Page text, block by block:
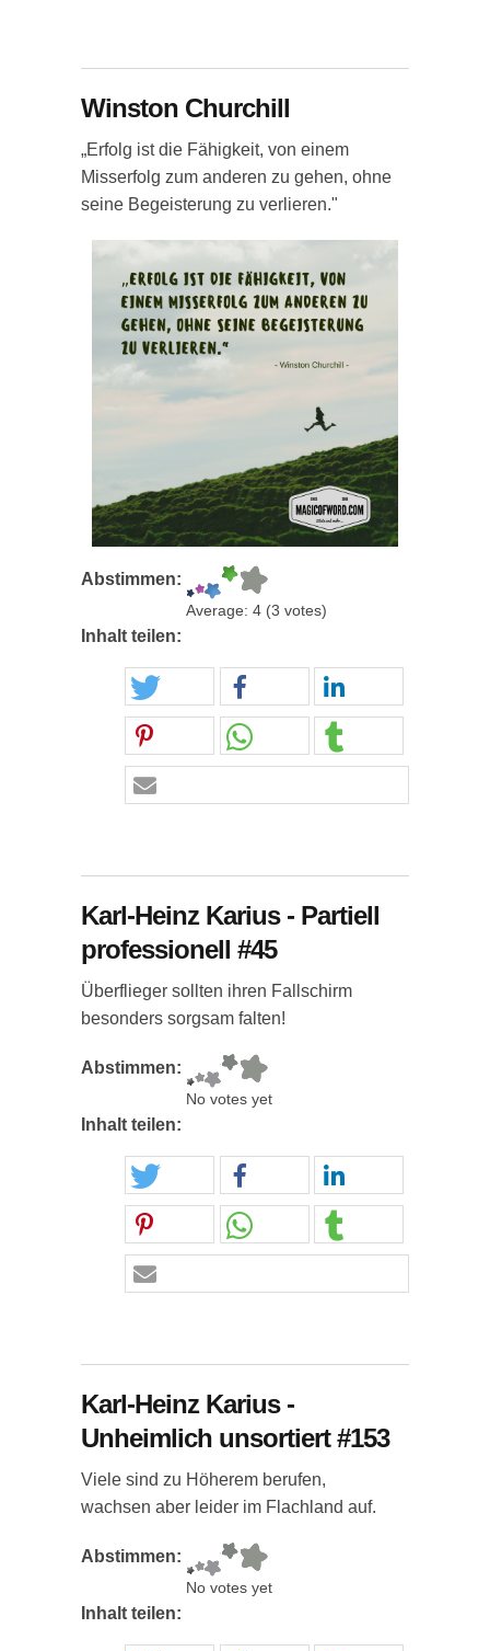
Winston Churchill
„Erfolg ist die Fähigkeit, von einem
Misserfolg zum anderen zu gehen, ohne
seine Begeisterung zu verlieren."
Abstimmen:
Average: 4 (3 votes)
Inhalt teilen:
Karl-Heinz Karius - Partiell
professionell #45
Überflieger sollten ihren Fallschirm
besonders sorgsam falten!
Abstimmen:
No votes yet
Inhalt teilen:
Karl-Heinz Karius -
Unheimlich unsortiert #153
Viele sind zu Höherem berufen,
wachsen aber leider im Flachland auf.
Abstimmen:
No votes yet
Inhalt teilen: